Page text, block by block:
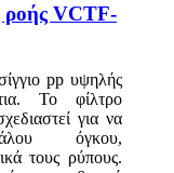
ροής VCTF-
pp υψηλής
Το φίλτρο
για να
όγκου,
τους ρύπους.